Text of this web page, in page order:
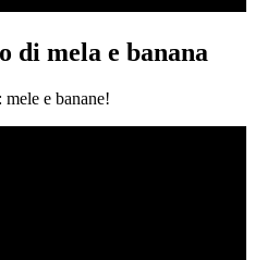
di mela e banana
e banane!